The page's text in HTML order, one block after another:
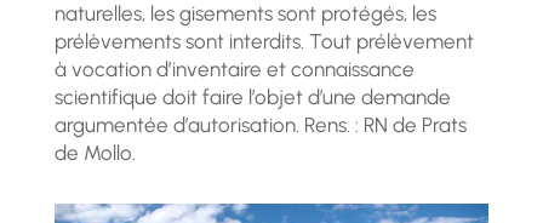
naturelles, les gisements sont protégés, les
prélèvements sont interdits. Tout prélèvement
à vocation d’inventaire et connaissance
scientifique doit faire l’objet d’une demande
argumentée d’autorisation. Rens. : RN de Prats
de Mollo.